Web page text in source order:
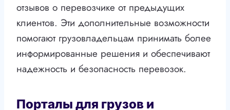
отзывов о перевозчике от предыдущих
клиентов. Эти дополнительные возможности
помогают грузовладельцам принимать более
информированные решения и обеспечивают
надежность и безопасность перевозок.
Порталы для грузов и